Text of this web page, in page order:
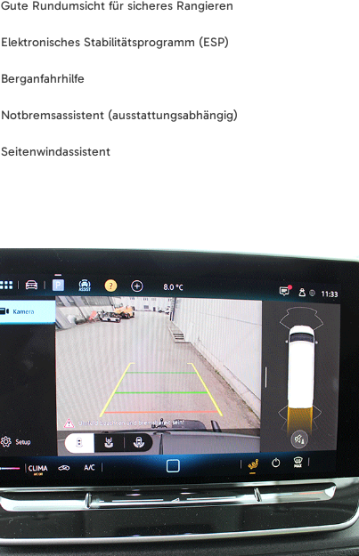
Gute Rundumsicht für sicheres Rangieren
Elektronisches Stabilitätsprogramm (ESP)
Berganfahrhilfe
Notbremsassistent (ausstattungsabhängig)
Seitenwindassistent